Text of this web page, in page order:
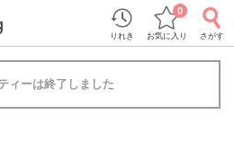
りれき お気に入り
0
さがす
ィーは終了しました